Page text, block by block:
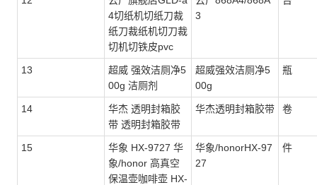
4切纸机切纸刀裁
纸刀裁纸机切刀裁
切机切铁皮pvc
3
13
超威 强效洁厕净5
00g 洁厕剂
超威强效洁厕净5
00g
瓶
14
华杰 透明封箱胶
带 透明封箱胶带
华杰透明封箱胶带 卷
15
华象 HX-9727 华
象/honor 高真空
保温壶咖啡壶 HX-
华象/honorHX-97
27
件